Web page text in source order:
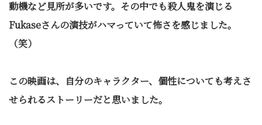
動機など見所が多いです。その中でも殺人鬼を演じる
Fukaseさんの演技がハマっていて怖さを感じました。
（笑）
この映画は、自分のキャラクター、個性についても考えさ
せられるストーリーだと思いました。